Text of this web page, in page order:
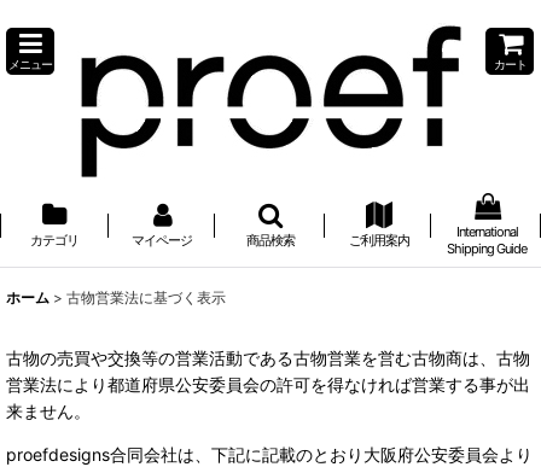
メニュー カート
カテゴリ マイページ 商品検索 ご利用案内
International
Shipping Guide
ホーム > 古物営業法に基づく表示
古物の売買や交換等の営業活動である古物営業を営む古物商は、古物
営業法により都道府県公安委員会の許可を得なければ営業する事が出
来ません。
proefdesigns合同会社は、下記に記載のとおり大阪府公安委員会より